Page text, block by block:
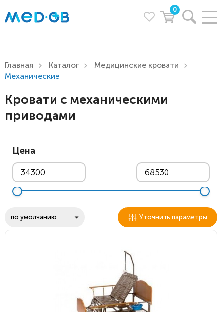
0
Главная Каталог
Медицинские кровати
Механические
Кровати с механическими
приводами
Цена
Уточнить параметры